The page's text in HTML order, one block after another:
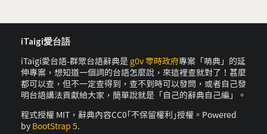
iTaigi愛台語
iTaigi愛台語-群眾台語辭典是 g0v 零時政府專案「萌典」的延
伸專案，想知道一個詞的台語怎麼說，來這裡查就對了！甚麼
都可以查，但不一定查得到，查不到時可以發問，或者自己發
明台語講法貢獻給大家，簡單說就是「自己的辭典自己編」。
程式授權 MIT，辭典內容CC0｢不保留權利｣授權。Powered
by BootStrap 5.